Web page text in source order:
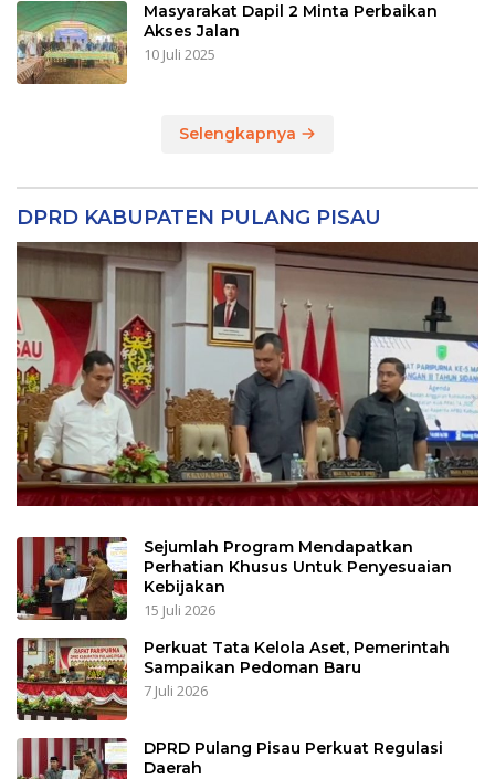
Masyarakat Dapil 2 Minta Perbaikan
Akses Jalan
10 Juli 2025
Selengkapnya
DPRD KABUPATEN PULANG PISAU
Sejumlah Program Mendapatkan
Perhatian Khusus Untuk Penyesuaian
Kebijakan
15 Juli 2026
Perkuat Tata Kelola Aset, Pemerintah
Sampaikan Pedoman Baru
7 Juli 2026
DPRD Pulang Pisau Perkuat Regulasi
Daerah